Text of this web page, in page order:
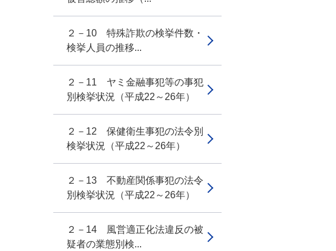
２－10 特殊詐欺の検挙件数・
検挙人員の推移...
２－11 ヤミ金融事犯等の事犯
別検挙状況（平成22～26年）
２－12 保健衛生事犯の法令別
検挙状況（平成22～26年）
２－13 不動産関係事犯の法令
別検挙状況（平成22～26年）
２－14 風営適正化法違反の被
疑者の業態別検...